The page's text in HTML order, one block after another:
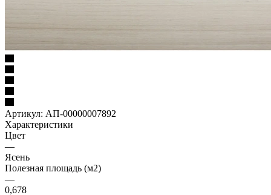
Артикул: АП-00000007892
Характеристики
Цвет
—
Ясень
Полезная площадь (м2)
—
0,678